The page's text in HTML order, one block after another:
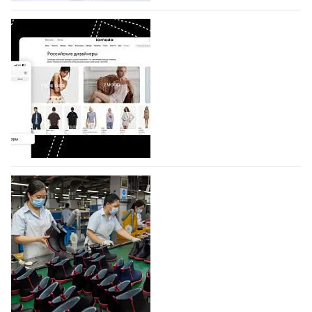
07.08.2026 637
BALLINA представит свои новинки на Euro
Shoes
Компания BALLINA Guangzhou Lihuang Footwear
Co., Ltd., основанная в 2011 году и расположенная в
Гуанчжоу, столице моды Китая, является
профессиональной обувной компанией,
объединяющей разработку, производство и…
07.08.2026 496
На платформе Lamoda - новый раздел и
условия продвижения локальных
дизайнерских марок
Российский маркетплейс Lamoda решил обновить
раздел для продажи продукции локальных
дизайнерских марок одежды, обуви и аксессуаров.
Бренды также получат маркетинговую…